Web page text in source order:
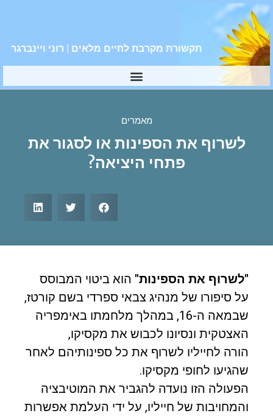
תקשורת מקרבת לחיים מלאים | רוני ויינברגר
מאמרים
לשרוף את הספינות או לסגור את
פתחי היציאה?‎
"לשרוף את הספינות" הוא ביטוי המבוסס
על סיפורו של מנהיג צבאי ספרדי בשם קורטז,
שבמאה ה-16, במהלך מלחמתו באימפריה
האצטקית ונסיונו לכבוש את מקסיקו,
הורה לחייליו לשרוף את כל ספינותיהם לאחר
שהגיעו לחופי מקסיקו.
הפעולה הזו נועדה להגביר את המוטיבציה
והמחויבות של חייליו, על ידי העלמת אפשרות